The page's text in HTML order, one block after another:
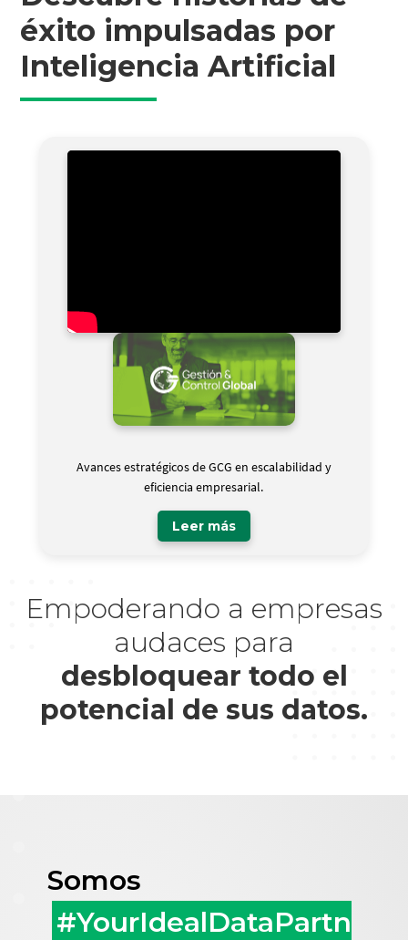
éxito impulsadas por
Inteligencia Artificial
Avances estratégicos de GCG en escalabilidad y
eficiencia empresarial.
Leer más
Empoderando a empresas
audaces para
desbloquear todo el
potencial de sus datos.
Somos
#YourIdealDataPartn